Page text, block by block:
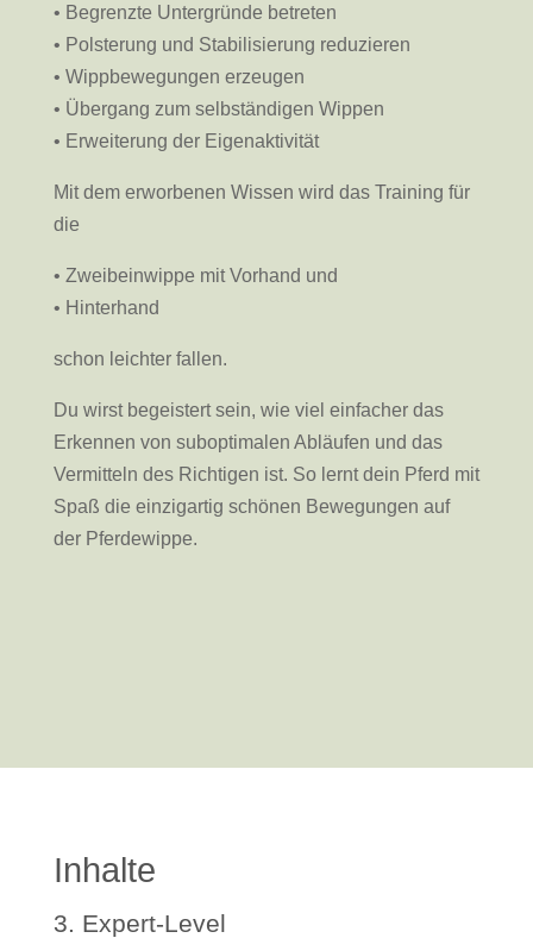
• Begrenzte Untergründe betreten
• Polsterung und Stabilisierung reduzieren
• Wippbewegungen erzeugen
• Übergang zum selbständigen Wippen
• Erweiterung der Eigenaktivität
Mit dem erworbenen Wissen wird das Training für
die
• Zweibeinwippe mit Vorhand und
• Hinterhand
schon leichter fallen.
Du wirst begeistert sein, wie viel einfacher das
Erkennen von suboptimalen Abläufen und das
Vermitteln des Richtigen ist. So lernt dein Pferd mit
Spaß die einzigartig schönen Bewegungen auf
der Pferdewippe.
Inhalte
3. Expert-Level